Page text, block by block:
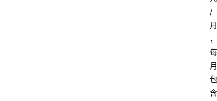
/
月
，
每
月
包
含